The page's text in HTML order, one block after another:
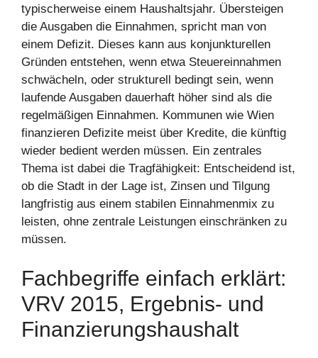
typischerweise einem Haushaltsjahr. Übersteigen
die Ausgaben die Einnahmen, spricht man von
einem Defizit. Dieses kann aus konjunkturellen
Gründen entstehen, wenn etwa Steuereinnahmen
schwächeln, oder strukturell bedingt sein, wenn
laufende Ausgaben dauerhaft höher sind als die
regelmäßigen Einnahmen. Kommunen wie Wien
finanzieren Defizite meist über Kredite, die künftig
wieder bedient werden müssen. Ein zentrales
Thema ist dabei die Tragfähigkeit: Entscheidend ist,
ob die Stadt in der Lage ist, Zinsen und Tilgung
langfristig aus einem stabilen Einnahmenmix zu
leisten, ohne zentrale Leistungen einschränken zu
müssen.
Fachbegriffe einfach erklärt:
VRV 2015, Ergebnis‑ und
Finanzierungshaushalt